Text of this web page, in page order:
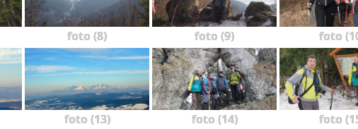
foto (8) foto (9) foto
foto (13) foto (14) foto